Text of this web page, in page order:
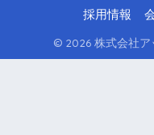
採用情報
© 2026 株式会社ア